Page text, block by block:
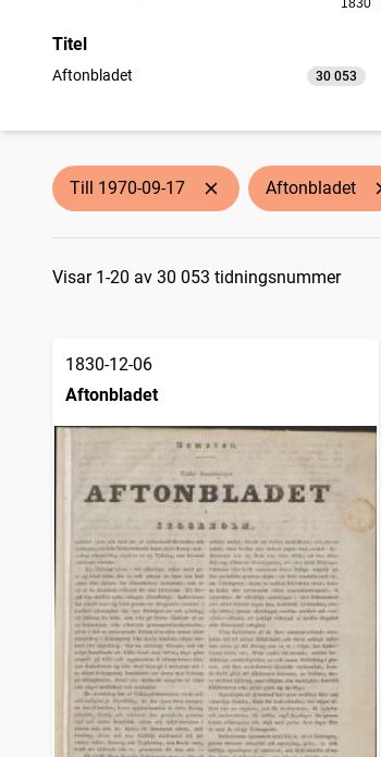
Titel
Aftonbladet 30 053
träffar
Till 1970-09-17 Aftonbladet
Sökresultat
Visar 1-20 av 30 053 tidningsnummer
1830-12-06
Aftonbladet